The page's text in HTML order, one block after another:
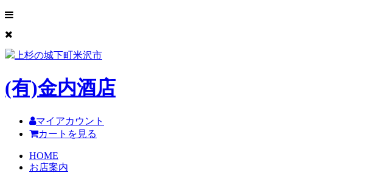
上杉の城下町米沢市
(有)金内酒店
マイアカウント
カートを見る
HOME
お店案内